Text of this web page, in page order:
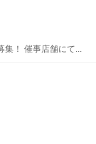
集！ 催事店舗にて...